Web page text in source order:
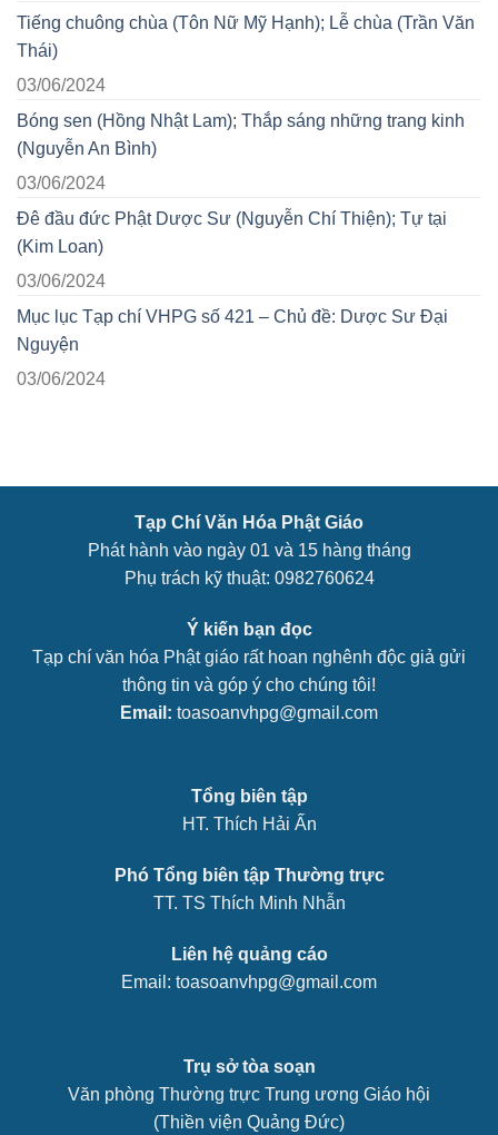
Tiếng chuông chùa (Tôn Nữ Mỹ Hạnh); Lễ chùa (Trần Văn
Thái)
03/06/2024
Bóng sen (Hồng Nhật Lam); Thắp sáng những trang kinh
(Nguyễn An Bình)
03/06/2024
Đê đầu đức Phật Dược Sư (Nguyễn Chí Thiện); Tự tại
(Kim Loan)
03/06/2024
Mục lục Tạp chí VHPG số 421 – Chủ đề: Dược Sư Đại
Nguyện
03/06/2024
Tạp Chí Văn Hóa Phật Giáo
Phát hành vào ngày 01 và 15 hàng tháng
Phụ trách kỹ thuật: 0982760624
Ý kiến bạn đọc
Tạp chí văn hóa Phật giáo rất hoan nghênh độc giả gửi
thông tin và góp ý cho chúng tôi!
Email: toasoanvhpg@gmail.com
Tổng biên tập
HT. Thích Hải Ấn
Phó Tổng biên tập Thường trực
TT. TS Thích Minh Nhẫn
Liên hệ quảng cáo
Email: toasoanvhpg@gmail.com
Trụ sở tòa soạn
Văn phòng Thường trực Trung ương Giáo hội
(Thiền viện Quảng Đức)